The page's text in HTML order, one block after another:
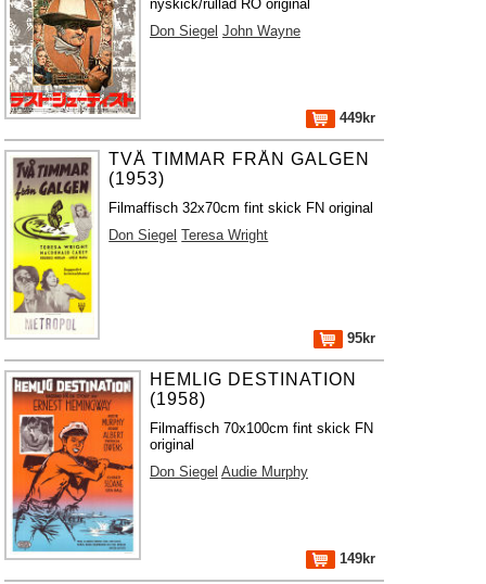
nyskick/rullad RO original
Don Siegel John Wayne
449kr
TVÅ TIMMAR FRÅN GALGEN
(1953)
Filmaffisch 32x70cm fint skick FN original
Don Siegel Teresa Wright
95kr
HEMLIG DESTINATION
(1958)
Filmaffisch 70x100cm fint skick FN
original
Don Siegel Audie Murphy
149kr